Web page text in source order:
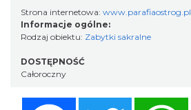
Strona internetowa: www.parafiaostrog.pl
Informacje ogólne:
Rodzaj obiektu: Zabytki sakralne
DOSTĘPNOŚĆ
Całoroczny
Twitter